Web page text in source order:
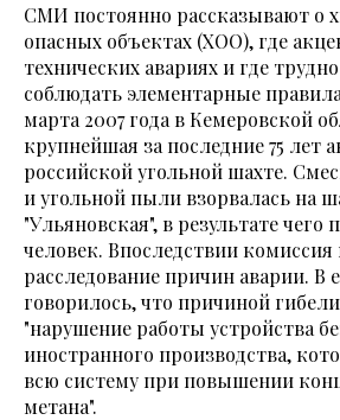
СМИ постоянно рассказывают о
опасных объектах (ХОО), где
технических авариях и где
соблюдать элементарные
марта 2007 года в Кемеровской
крупнейшая за последние 75 лет
российской угольной шахте.
и угольной пыли взорвалась на
"Ульяновская", в результате чего
человек. Впоследствии комиссия
расследование причин аварии. В
говорилось, что причиной
"нарушение работы устройства
иностранного производства,
всю систему при повышении
метана".